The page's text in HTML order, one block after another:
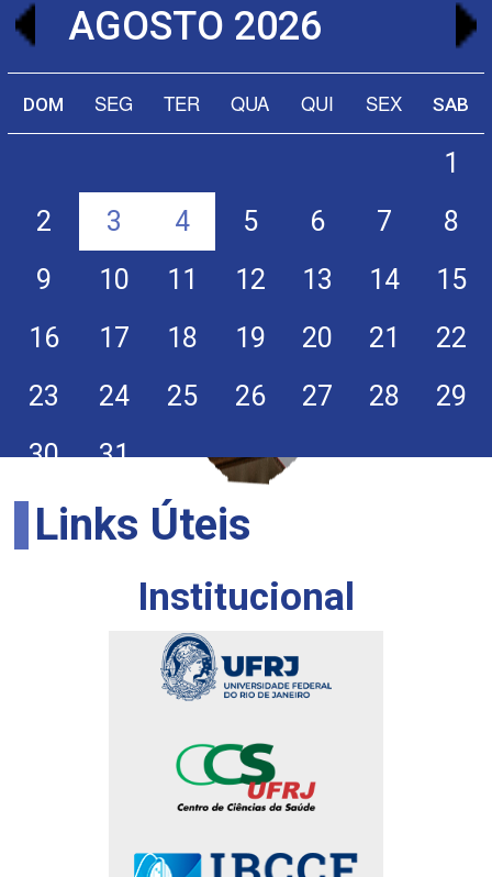
AGOSTO 2026
DOM SEG TER QUA QUI SEX SAB
1
2
3 4 5 6 7
8
9
10 11 12 13 14
15
16
17 18 19 20 21
22
23
24 25 26 27 28
29
30
31
Links Úteis
Institucional